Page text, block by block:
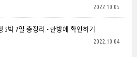
2022.10.05
5박 7일 총정리 - 한방에 확인하기
2022.10.04